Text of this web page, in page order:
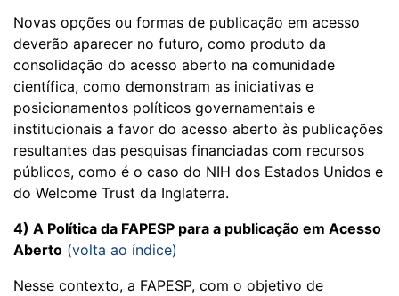
Novas opções ou formas de publicação em acesso
deverão aparecer no futuro, como produto da
consolidação do acesso aberto na comunidade
científica, como demonstram as iniciativas e
posicionamentos políticos governamentais e
institucionais a favor do acesso aberto às publicações
resultantes das pesquisas financiadas com recursos
públicos, como é o caso do NIH dos Estados Unidos e
do Welcome Trust da Inglaterra.
4) A Política da FAPESP para a publicação em Acesso
Aberto (volta ao índice)
Nesse contexto, a FAPESP, com o objetivo de